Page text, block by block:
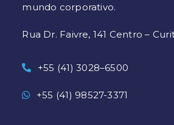
mundo corporativo.
Rua Dr. Faivre, 141 Centro –
+55 (41) 3028–6500
+55 (41) 98527-3371